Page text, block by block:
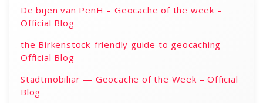
De bijen van PenH – Geocache of the week –
Official Blog
the Birkenstock-friendly guide to geocaching –
Official Blog
Stadtmobiliar — Geocache of the Week – Official
Blog